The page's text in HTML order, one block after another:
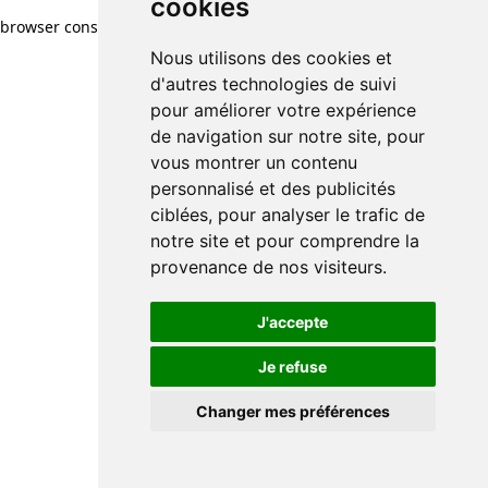
cookies
Nous utilisons des cookies et
d'autres technologies de suivi
pour améliorer votre expérience
de navigation sur notre site, pour
vous montrer un contenu
personnalisé et des publicités
ciblées, pour analyser le trafic de
notre site et pour comprendre la
provenance de nos visiteurs.
J'accepte
Je refuse
Changer mes préférences
browser console for more information)